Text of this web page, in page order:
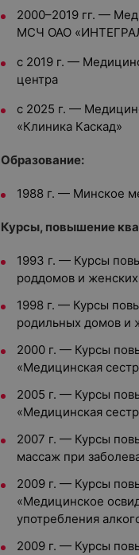
2000–2019 гг. —
МСЧ ОАО
с 2019 г. —
центра
с 2025 г. —
«Клиника Каскад»
Образование:
1988 г. — Минское
Курсы, повышение
1993 г. — Курсы
роддомов и женских
1998 г. — Курсы
родильных домов и
2000 г. — Курсы
«Медицинская
2005 г. — Курсы
«Медицинская
2007 г. — Курсы
массаж при
2009 г. — Курсы
«Медицинское
употребления
2009 г. — Курсы